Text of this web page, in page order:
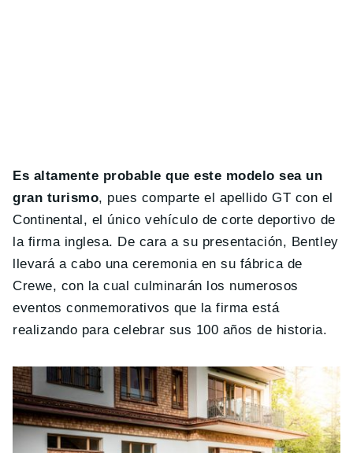
Es altamente probable que este modelo sea un
gran turismo, pues comparte el apellido GT con el
Continental, el único vehículo de corte deportivo de
la firma inglesa. De cara a su presentación, Bentley
llevará a cabo una ceremonia en su fábrica de
Crewe, con la cual culminarán los numerosos
eventos conmemorativos que la firma está
realizando para celebrar sus 100 años de historia.